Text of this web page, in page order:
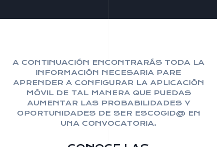
A CONTINUACIÓN ENCONTRARÁS TODA LA
INFORMACIÓN NECESARIA PARE
APRENDER A CONFIGURAR LA APLICACIÓN
MÓVIL DE TAL MANERA QUE PUEDAS
AUMENTAR LAS PROBABILIDADES Y
OPORTUNIDADES DE SER ESCOGID@ EN
UNA CONVOCATORIA.